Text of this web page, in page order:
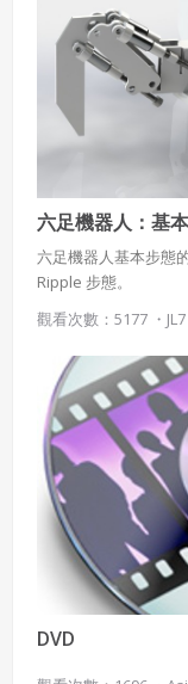
六足機器人：基
六足機器人基本步態
Ripple 步態。
觀看次數：5177 ・ JL7
DVD